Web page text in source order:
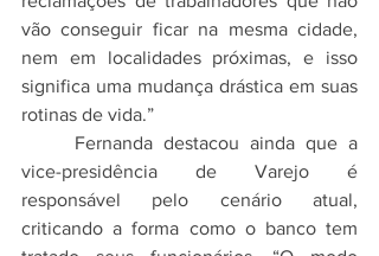
vão conseguir ficar na mesma cidade,
nem em localidades próximas, e isso
significa uma mudança drástica em suas
rotinas de vida.”
vice-presidência de Varejo é
responsável pelo cenário atual,
criticando a forma como o banco tem